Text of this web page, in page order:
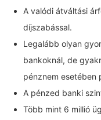
A valódi átváltási
díjszabással.
Legalább olyan
bankoknál, de
pénznem esetében
A pénzed banki
Több mint 6 millió